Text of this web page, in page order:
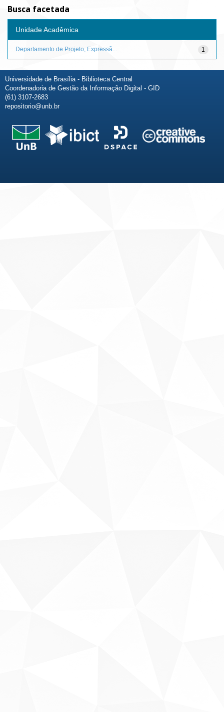
Busca facetada
Unidade Acadêmica
1
Departamento de Projeto, Expressã...
Universidade de Brasília - Biblioteca Central
Coordenadoria de Gestão da Informação Digital - GID
(61) 3107-2683
repositorio@unb.br